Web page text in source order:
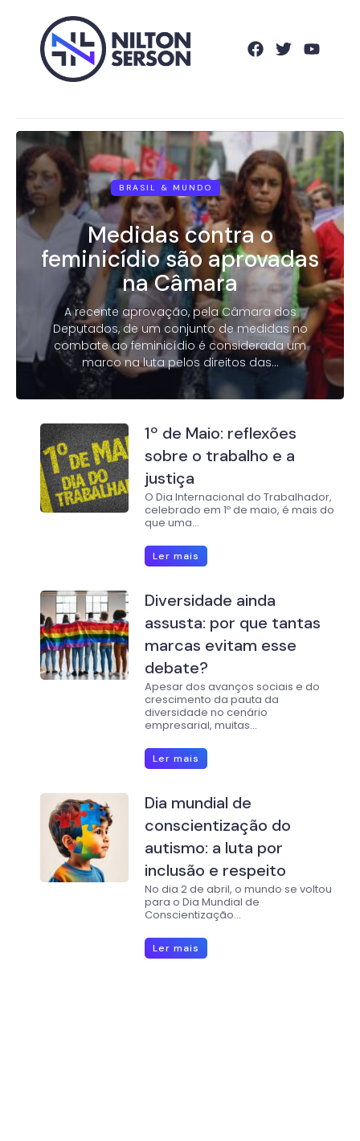
BRASIL & MUNDO
Medidas contra o
feminicídio são aprovadas
na Câmara
A recente aprovação, pela Câmara dos
Deputados, de um conjunto de medidas no
combate ao feminicídio é considerada um
marco na luta pelos direitos das...
1º de Maio: reflexões
sobre o trabalho e a
justiça
O Dia Internacional do Trabalhador,
celebrado em 1º de maio, é mais do
que uma...
Ler mais
Diversidade ainda
assusta: por que tantas
marcas evitam esse
debate?
Apesar dos avanços sociais e do
crescimento da pauta da
diversidade no cenário
empresarial, muitas...
Ler mais
Dia mundial de
conscientização do
autismo: a luta por
inclusão e respeito
No dia 2 de abril, o mundo se voltou
para o Dia Mundial de
Conscientização...
Ler mais